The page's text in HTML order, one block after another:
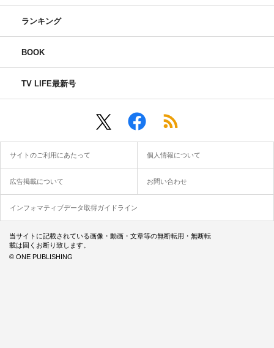
ランキング
BOOK
TV LIFE最新号
サイトのご利用にあたって 個人情報について
広告掲載について お問い合わせ
インフォマティブデータ取得ガイドライン
当サイトに記載されている画像・動画・文章等の無断転用・無断転
載は固くお断り致します。
© ONE PUBLISHING